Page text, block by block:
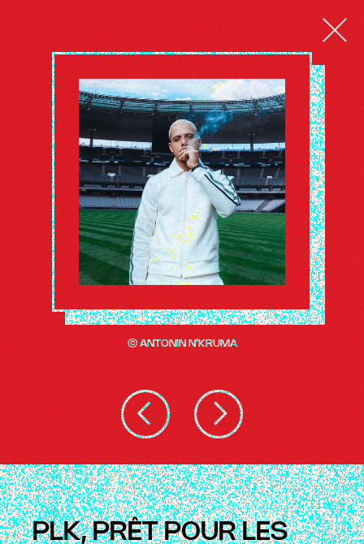
© ANTONIN N’KRUMA
PLK, PRÊT POUR LES